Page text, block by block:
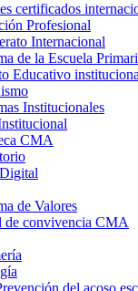
certificados
Profesional
Internacional
de la Escuela
Educativo
Institucionales
CMA
de Valores
de convivencia CMA
del acoso